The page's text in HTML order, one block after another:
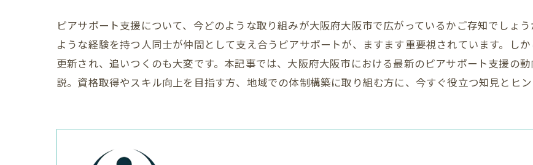
ピアサポート支援について、今どのような取り組みが大阪府大阪市で広がっているかご存知でしょ
ような経験を持つ人同士が仲間として支え合うピアサポートが、ますます重要視されています。し
更新され、追いつくのも大変です。本記事では、大阪府大阪市における最新のピアサポート支援の
説。資格取得やスキル向上を目指す方、地域での体制構築に取り組む方に、今すぐ役立つ知見とヒン